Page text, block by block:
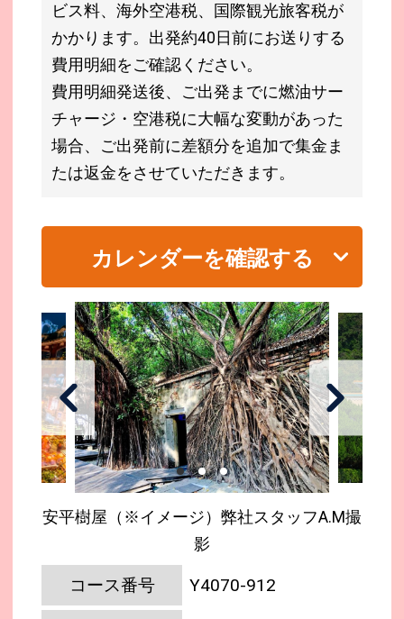
ビス料、海外空港税、国際観光旅客税が
かかります。出発約40日前にお送りする
費用明細をご確認ください。
費用明細発送後、ご出発までに燃油サー
チャージ・空港税に大幅な変動があった
場合、ご出発前に差額分を追加で集金ま
たは返金をさせていただきます。
カレンダーを確認する
安平樹屋（※イメージ）弊社スタッフA.M撮
影
コース番号 Y4070-912